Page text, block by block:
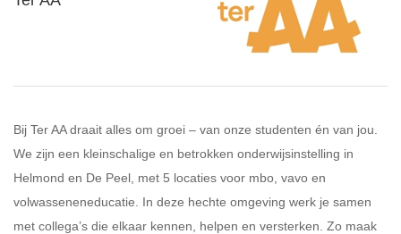
Bij Ter AA draait alles om groei – van onze studenten én van jou.
We zijn een kleinschalige en betrokken onderwijsinstelling in
Helmond en De Peel, met 5 locaties voor mbo, vavo en
volwasseneneducatie. In deze hechte omgeving werk je samen
met collega’s die elkaar kennen, helpen en versterken. Zo maak